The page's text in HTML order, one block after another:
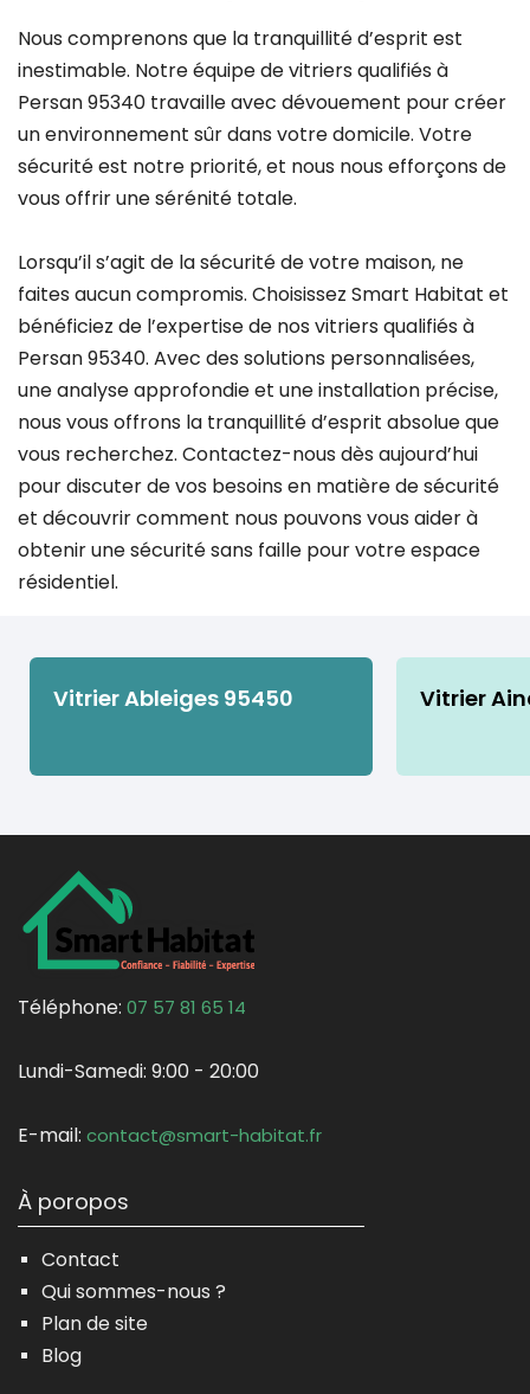
Nous comprenons que la tranquillité d’esprit est
inestimable. Notre équipe de vitriers qualifiés à
Persan 95340 travaille avec dévouement pour créer
un environnement sûr dans votre domicile. Votre
sécurité est notre priorité, et nous nous efforçons de
vous offrir une sérénité totale.
Lorsqu’il s’agit de la sécurité de votre maison, ne
faites aucun compromis. Choisissez Smart Habitat et
bénéficiez de l’expertise de nos vitriers qualifiés à
Persan 95340. Avec des solutions personnalisées,
une analyse approfondie et une installation précise,
nous vous offrons la tranquillité d’esprit absolue que
vous recherchez. Contactez-nous dès aujourd’hui
pour discuter de vos besoins en matière de sécurité
et découvrir comment nous pouvons vous aider à
obtenir une sécurité sans faille pour votre espace
résidentiel.
Vitrier Ableiges 95450 Vitrier
Téléphone: 07 57 81 65 14
Lundi-Samedi: 9:00 - 20:00
E-mail: contact@smart-habitat.fr
À poropos
Contact
Qui sommes-nous ?
Plan de site
Blog